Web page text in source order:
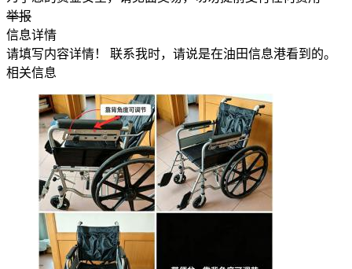
举报
信息详情
请填写内容详情！ 联系我时，请说是在油田信息港看到的。
相关信息